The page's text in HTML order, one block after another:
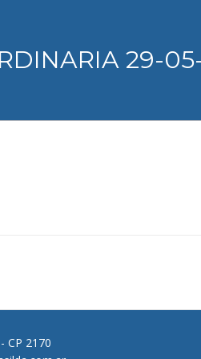
29-
CP 2170